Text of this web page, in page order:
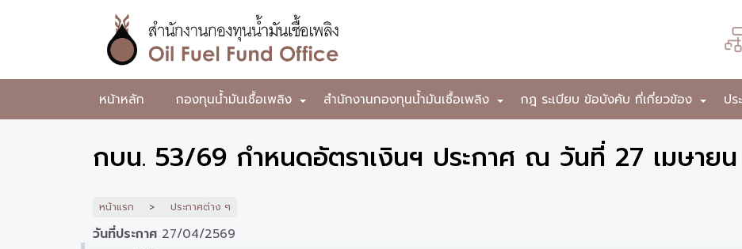
หลัก
สำนักงาน
กองทุน
น้ำมัน
เพลิง
หน้าหลัก +
กองทุนน้ำมันเชื้อเพลิง +
สำนักงานกองทุนน้ำมันเชื้อเพลิง +
กฎ ระเบียบ ข้อบังคับ ที่เกี่ยวข้อง ปร
กบน. 53/69 กำหนดอัตราเงินฯ ประกาศ ณ วันที่ 27 เมษาย
หน้าแรก ประกาศต่าง ๆ
วันที่ประกาศ 27/04/2569